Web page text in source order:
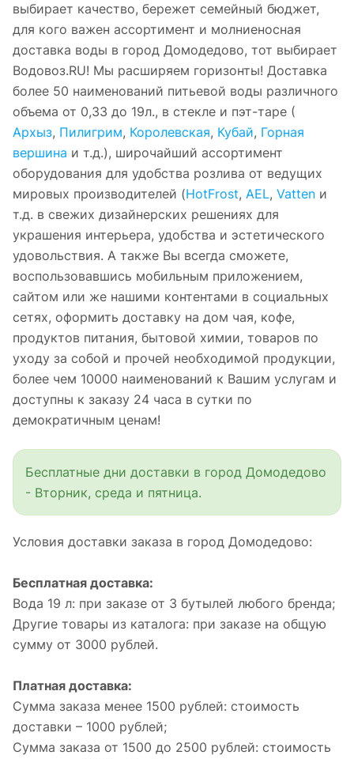
выбирает качество, бережет семейный бюджет,
для кого важен ассортимент и молниеносная
доставка воды в город Домодедово, тот выбирает
Водовоз.RU! Мы расширяем горизонты! Доставка
более 50 наименований питьевой воды различного
объема от 0,33 до 19л., в стекле и пэт-таре (
Архыз, Пилигрим, Королевская, Кубай, Горная
вершина и т.д.), широчайший ассортимент
оборудования для удобства розлива от ведущих
мировых производителей (HotFrost, AEL, Vatten и
т.д. в свежих дизайнерских решениях для
украшения интерьера, удобства и эстетического
удовольствия. А также Вы всегда сможете,
воспользовавшись мобильным приложением,
сайтом или же нашими контентами в социальных
сетях, оформить доставку на дом чая, кофе,
продуктов питания, бытовой химии, товаров по
уходу за собой и прочей необходимой продукции,
более чем 10000 наименований к Вашим услугам и
доступны к заказу 24 часа в сутки по
демократичным ценам!
Бесплатные дни доставки в город Домодедово
- Вторник, среда и пятница.
Условия доставки заказа в город Домодедово:
Бесплатная доставка:
Вода 19 л: при заказе от 3 бутылей любого бренда;
Другие товары из каталога: при заказе на общую
сумму от 3000 рублей.
Платная доставка:
Сумма заказа менее 1500 рублей: стоимость
доставки – 1000 рублей;
Сумма заказа от 1500 до 2500 рублей: стоимость